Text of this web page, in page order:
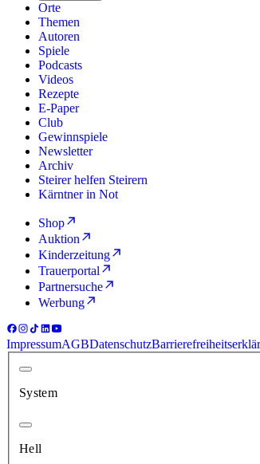
Orte
Themen
Autoren
Spiele
Podcasts
Videos
Rezepte
E-Paper
Club
Gewinnspiele
Newsletter
Archiv
Steirer helfen Steirern
Kärntner in Not
Shop
Auktion
Kinderzeitung
Trauerportal
Partnersuche
Werbung
ImpressumAGBDatenschutz
System
Hell